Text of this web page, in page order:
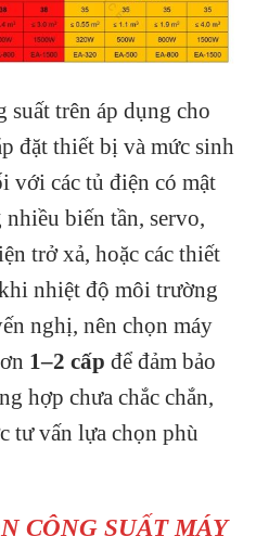
suất trên áp dụng cho
đặt thiết bị và mức sinh
với các tủ điện có mật
biến tần, servo,
trở xả, hoặc các thiết
nhiệt độ môi trường
nghị, nên chọn máy
1–2 cấp để đảm bảo
hợp chưa chắc chắn,
tư vấn lựa chọn phù
CÔNG SUẤT MÁY